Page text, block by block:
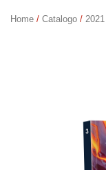
Home / Catalogo / 2021